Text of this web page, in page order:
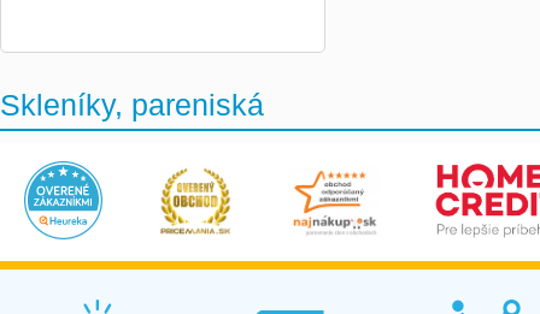
Skleníky, pareniská